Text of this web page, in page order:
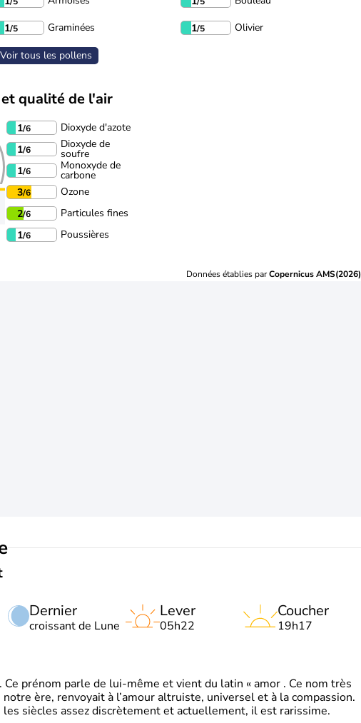
1/5 Graminées 1/5 Olivier
Voir tous les pollens
qualité de l'air
1/6
Dioxyde d'azote
1/6 Dioxyde de
soufre
1/6 Monoxyde de
carbone
3/6
Ozone
2/6
Particules fines
1/6 Poussières
Données établies parCopernicus AMS(2026)
Dernier
croissant de Lune
Lever
05h22
Coucher
19h17
prénom parle de lui-même et vient du latin « amor . Ce nom très
ère, renvoyait à l’amour altruiste, universel et à la compassion.
les siècles assez discrètement et actuellement, il est rarissime.